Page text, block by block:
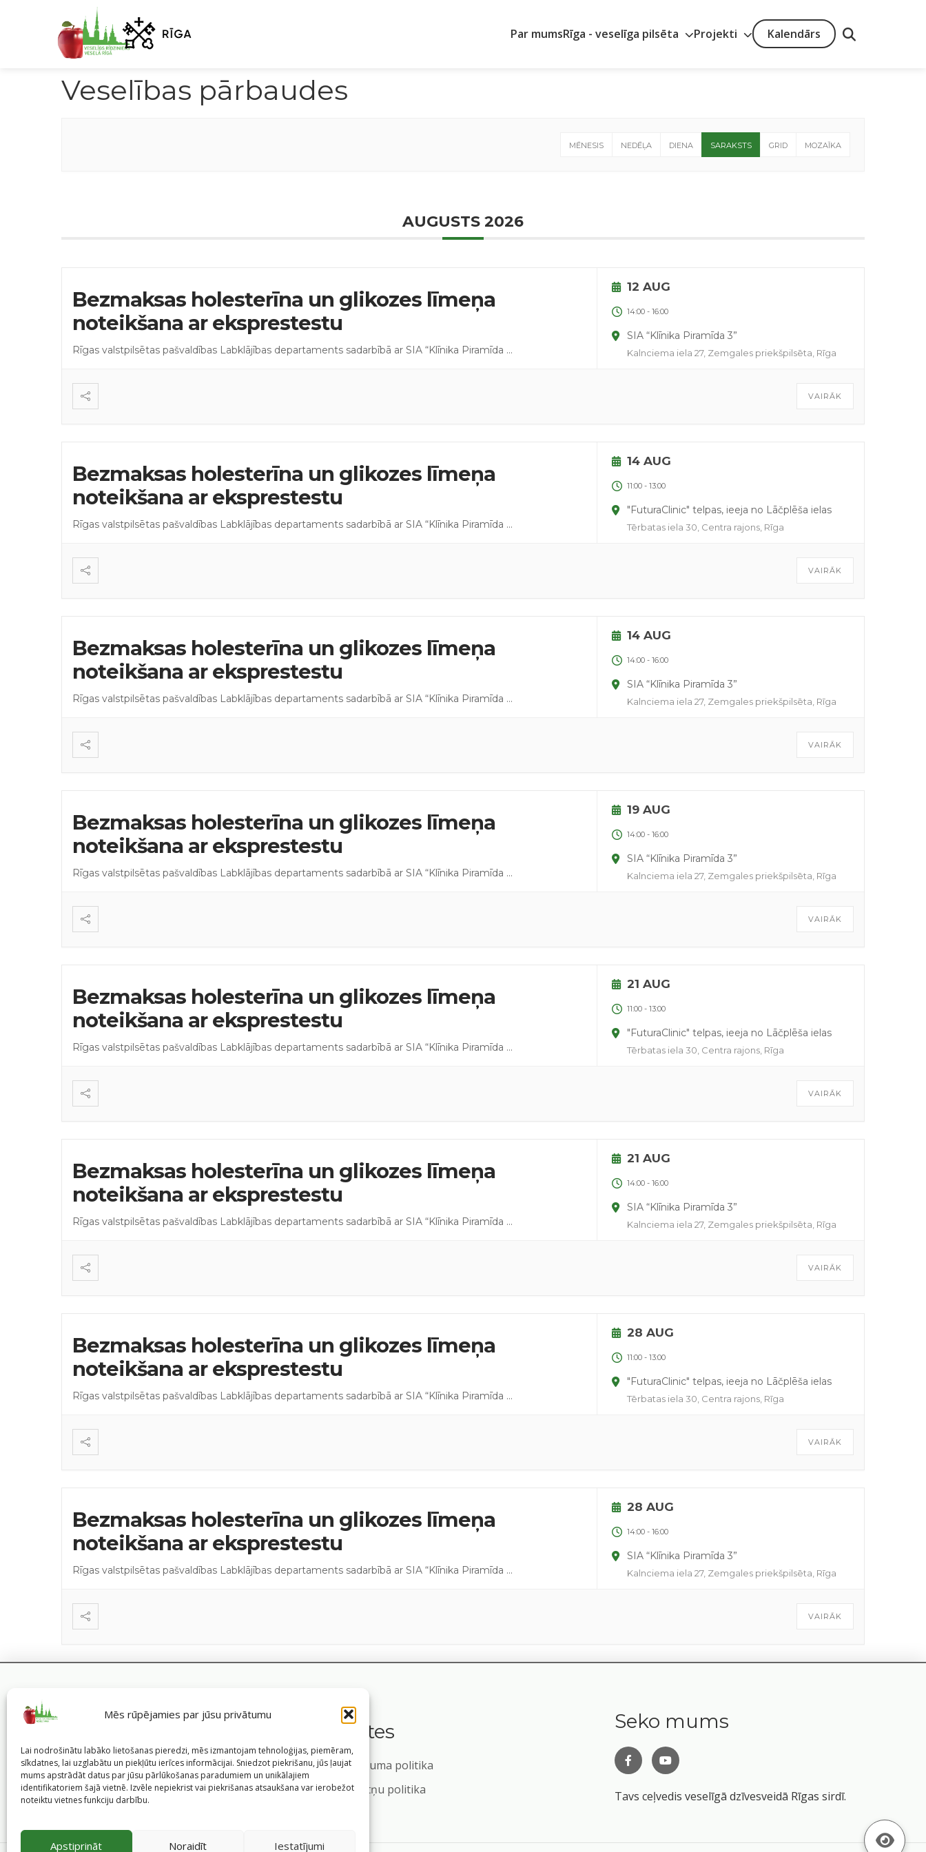
Mēs rūpējamies par jūsu privātumu
Lai nodrošinātu labāko lietošanas pieredzi, mēs izmantojam tehnoloģijas, piemēram,
sīkdatnes, lai uzglabātu un piekļūtu ierīces informācijai. Sniedzot piekrišanu, jūs ļaujat
mums apstrādāt datus par jūsu pārlūkošanas paradumiem un unikālajiem
identifikatoriem šajā vietnē. Izvēle nepiekrist vai piekrišanas atsaukšana var ierobežot
noteiktu vietnes funkciju darbību.
Apstiprināt Noraidīt Iestatījumi
Par mumsRīga - veselīga pilsēta Projekti Kalendārs
Veselības pārbaudes
MĒNESIS NEDĒĻA DIENA SARAKSTS GRID MOZAĪKA
AUGUSTS 2026
Bezmaksas holesterīna un glikozes līmeņa
noteikšana ar eksprestestu
Rīgas valstpilsētas pašvaldības Labklājības departaments sadarbībā ar SIA “Klīnika Piramīda ...
12 AUG
14:00 - 16:00
SIA “Klīnika Piramīda 3”
Kalnciema iela 27, Zemgales priekšpilsēta, Rīga
VAIRĀK
Bezmaksas holesterīna un glikozes līmeņa
noteikšana ar eksprestestu
Rīgas valstpilsētas pašvaldības Labklājības departaments sadarbībā ar SIA “Klīnika Piramīda ...
14 AUG
11:00 - 13:00
"FuturaClinic" telpas, ieeja no Lāčplēša ielas
Tērbatas iela 30, Centra rajons, Rīga
VAIRĀK
Bezmaksas holesterīna un glikozes līmeņa
noteikšana ar eksprestestu
Rīgas valstpilsētas pašvaldības Labklājības departaments sadarbībā ar SIA “Klīnika Piramīda ...
14 AUG
14:00 - 16:00
SIA “Klīnika Piramīda 3”
Kalnciema iela 27, Zemgales priekšpilsēta, Rīga
VAIRĀK
Bezmaksas holesterīna un glikozes līmeņa
noteikšana ar eksprestestu
Rīgas valstpilsētas pašvaldības Labklājības departaments sadarbībā ar SIA “Klīnika Piramīda ...
19 AUG
14:00 - 16:00
SIA “Klīnika Piramīda 3”
Kalnciema iela 27, Zemgales priekšpilsēta, Rīga
VAIRĀK
Bezmaksas holesterīna un glikozes līmeņa
noteikšana ar eksprestestu
Rīgas valstpilsētas pašvaldības Labklājības departaments sadarbībā ar SIA “Klīnika Piramīda ...
21 AUG
11:00 - 13:00
"FuturaClinic" telpas, ieeja no Lāčplēša ielas
Tērbatas iela 30, Centra rajons, Rīga
VAIRĀK
Bezmaksas holesterīna un glikozes līmeņa
noteikšana ar eksprestestu
Rīgas valstpilsētas pašvaldības Labklājības departaments sadarbībā ar SIA “Klīnika Piramīda ...
21 AUG
14:00 - 16:00
SIA “Klīnika Piramīda 3”
Kalnciema iela 27, Zemgales priekšpilsēta, Rīga
VAIRĀK
Bezmaksas holesterīna un glikozes līmeņa
noteikšana ar eksprestestu
Rīgas valstpilsētas pašvaldības Labklājības departaments sadarbībā ar SIA “Klīnika Piramīda ...
28 AUG
11:00 - 13:00
"FuturaClinic" telpas, ieeja no Lāčplēša ielas
Tērbatas iela 30, Centra rajons, Rīga
VAIRĀK
Bezmaksas holesterīna un glikozes līmeņa
noteikšana ar eksprestestu
Rīgas valstpilsētas pašvaldības Labklājības departaments sadarbībā ar SIA “Klīnika Piramīda ...
28 AUG
14:00 - 16:00
SIA “Klīnika Piramīda 3”
Kalnciema iela 27, Zemgales priekšpilsēta, Rīga
VAIRĀK
Saites
Privātuma politika
Sīkdatņu politika
Seko mums
Tavs ceļvedis veselīgā dzīvesveidā Rīgas sirdī.